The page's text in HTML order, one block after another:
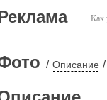
Как
/ Описание /